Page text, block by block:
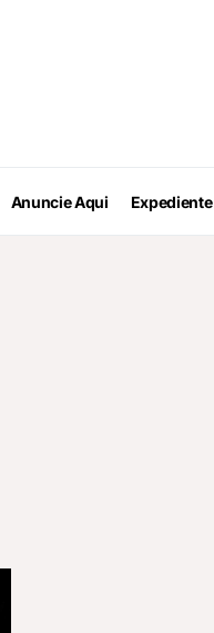
Anuncie Aqui Expediente